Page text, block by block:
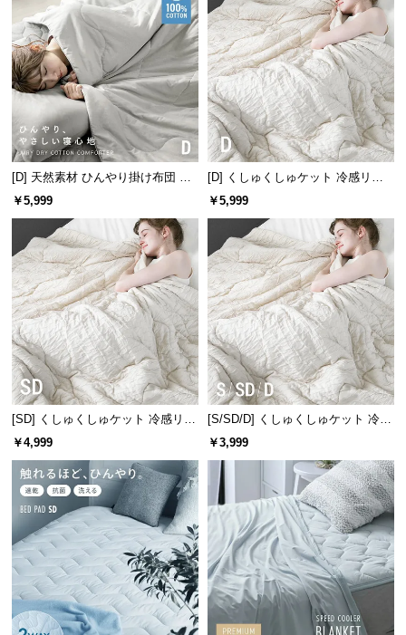
つ
い
て
員
規
約
て
お
客
様
サ
ポ
ー
ト
知
ら
せ
[D] 天然素材 ひんやり掛け布団 綿1
00% リバーシブル 洗える
￥5,999
[D] くしゅくしゅケット 冷感リバ
ーシブル 洗える
￥5,999
[SD] くしゅくしゅケット 冷感リバ
ーシブル 洗える
￥4,999
[S/SD/D] くしゅくしゅケット 冷感
リバーシブル 洗える
￥3,999